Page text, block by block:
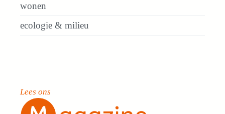
wonen
ecologie & milieu
Lees ons